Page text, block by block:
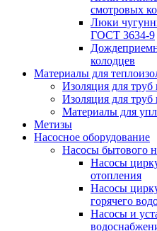
смотровых
Люки
ГОСТ 3634-9
колодцев
Материалы для
Изоляция для труб
Изоляция для труб
Материалы для
Метизы
Насосное оборудование
Насосы бытового
Насосы
отопления
Насосы
горячего
Насосы и